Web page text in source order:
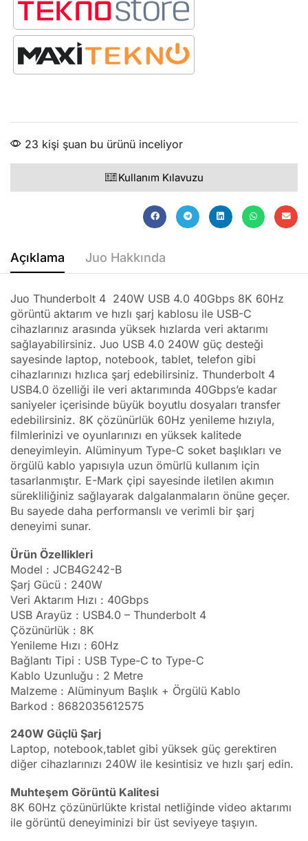
23 kişi şuan bu ürünü inceliyor
Kullanım Kılavuzu
Açıklama Juo Hakkında
Juo Thunderbolt 4 240W USB 4.0 40Gbps 8K 60Hz
görüntü aktarım ve hızlı şarj kablosu ile USB-C
cihazlarınız arasında yüksek hızlarda veri aktarımı
sağlayabilirsiniz. Juo USB 4.0 240W güç desteği
sayesinde laptop, notebook, tablet, telefon gibi
cihazlarınızı hızlıca şarj edebilirsiniz. Thunderbolt 4
USB4.0 özelliği ile veri aktarımında 40Gbps’e kadar
saniyeler içerisinde büyük boyutlu dosyaları transfer
edebilirsiniz. 8K çözünürlük 60Hz yenileme hızıyla,
filmlerinizi ve oyunlarınızı en yüksek kalitede
deneyimleyin. Alüminyum Type-C soket başlıkları ve
örgülü kablo yapısıyla uzun ömürlü kullanım için
tasarlanmıştır. E-Mark çipi sayesinde iletilen akımın
sürekliliğiniz sağlayarak dalgalanmaların önüne geçer.
Bu sayede daha performanslı ve verimli bir şarj
deneyimi sunar.
Ürün Özellikleri
Model : JCB4G242-B
Şarj Gücü : 240W
Veri Aktarım Hızı : 40Gbps
USB Arayüz : USB4.0 – Thunderbolt 4
Çözünürlük : 8K
Yenileme Hızı : 60Hz
Bağlantı Tipi : USB Type-C to Type-C
Kablo Uzunluğu : 2 Metre
Malzeme : Alüminyum Başlık + Örgülü Kablo
Barkod : 8682035612575
240W Güçlü Şarj
Laptop, notebook,tablet gibi yüksek güç gerektiren
diğer cihazlarınızı 240W ile kesintisiz ve hızlı şarj edin.
Muhteşem Görüntü Kalitesi
8K 60Hz çözünürlükte kristal netliğinde video aktarımı
ile görüntü deneyiminizi bir üst seviyeye taşıyın.